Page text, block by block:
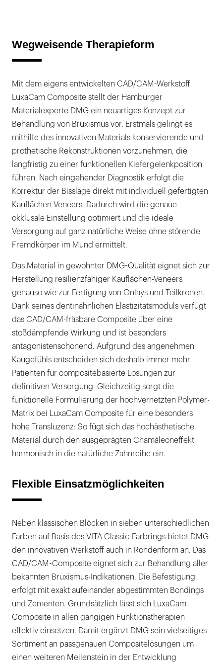
Wegweisende Therapieform
Mit dem eigens entwickelten CAD/CAM-Werkstoff
LuxaCam Composite stellt der Hamburger
Materialexperte DMG ein neuartiges Konzept zur
Behandlung von Bruxismus vor. Erstmals gelingt es
mithilfe des innovativen Materials konservierende und
prothetische Rekonstruktionen vorzunehmen, die
langfristig zu einer funktionellen Kiefergelenkposition
führen. Nach eingehender Diagnostik erfolgt die
Korrektur der Bisslage direkt mit individuell gefertigten
Kauflächen-Veneers. Dadurch wird die genaue
okklusale Einstellung optimiert und die ideale
Versorgung auf ganz natürliche Weise ohne störende
Fremdkörper im Mund ermittelt.
Das Material in gewohnter DMG-Qualität eignet sich zur
Herstellung resilienzfähiger Kauflächen-Veneers
genauso wie zur Fertigung von Onlays und Teilkronen.
Dank seines dentinähnlichen Elastizitätsmoduls verfügt
das CAD/CAM-fräsbare Composite über eine
stoßdämpfende Wirkung und ist besonders
antagonistenschonend. Aufgrund des angenehmen
Kaugefühls entscheiden sich deshalb immer mehr
Patienten für compositebasierte Lösungen zur
definitiven Versorgung. Gleichzeitig sorgt die
funktionelle Formulierung der hochvernetzten Polymer-
Matrix bei LuxaCam Composite für eine besonders
hohe Transluzenz: So fügt sich das hochästhetische
Material durch den ausgeprägten Chamäleoneffekt
harmonisch in die natürliche Zahnreihe ein.
Flexible Einsatzmöglichkeiten
Neben klassischen Blöcken in sieben unterschiedlichen
Farben auf Basis des VITA Classic-Farbrings bietet DMG
den innovativen Werkstoff auch in Rondenform an. Das
CAD/CAM-Composite eignet sich zur Behandlung aller
bekannten Bruxismus-Indikationen. Die Befestigung
erfolgt mit exakt aufeinander abgestimmten Bondings
und Zementen. Grundsätzlich lässt sich LuxaCam
Composite in allen gängigen Funktionstherapien
effektiv einsetzen. Damit ergänzt DMG sein vielseitiges
Sortiment an passgenauen Compositelösungen um
einen weiteren Meilenstein in der Entwicklung